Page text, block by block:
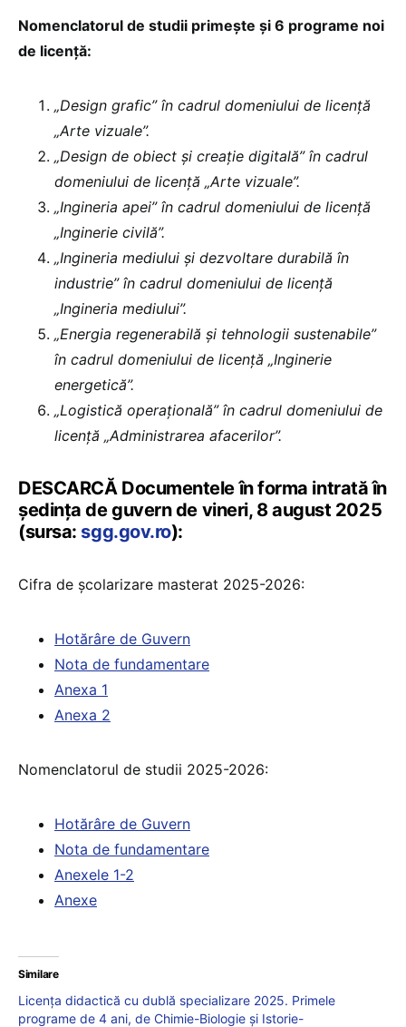
Nomenclatorul de studii primește și 6 programe noi
de licență:
„Design grafic” în cadrul domeniului de licență
„Arte vizuale”.
„Design de obiect și creație digitală” în cadrul
domeniului de licență „Arte vizuale”.
„Ingineria apei” în cadrul domeniului de licență
„Inginerie civilă”.
„Ingineria mediului și dezvoltare durabilă în
industrie” în cadrul domeniului de licență
„Ingineria mediului”.
„Energia regenerabilă și tehnologii sustenabile”
în cadrul domeniului de licență „Inginerie
energetică”.
„Logistică operațională” în cadrul domeniului de
licență „Administrarea afacerilor”.
DESCARCĂ Documentele în forma intrată în
ședința de guvern de vineri, 8 august 2025
(sursa: sgg.gov.ro):
Cifra de școlarizare masterat 2025-2026:
Hotărâre de Guvern
Nota de fundamentare
Anexa 1
Anexa 2
Nomenclatorul de studii 2025-2026:
Hotărâre de Guvern
Nota de fundamentare
Anexele 1-2
Anexe
Similare
Licența didactică cu dublă specializare 2025. Primele
programe de 4 ani, de Chimie-Biologie și Istorie-